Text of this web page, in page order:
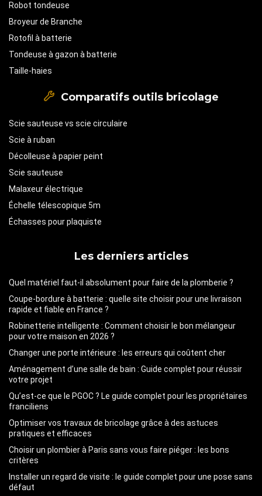
Robot tondeuse
Broyeur de Branche
Rotofil à batterie
Tondeuse à gazon à batterie
Taille-haies
Comparatifs outils bricolage
Scie sauteuse vs scie circulaire
Scie à ruban
Décolleuse à papier peint
Scie sauteuse
Malaxeur électrique
Échelle télescopique 5m
Échasses pour plaquiste
Les derniers articles
Quel matériel faut-il absolument pour faire de la plomberie ?
Coupe-bordure à batterie : quelle site choisir pour une livraison
rapide et fiable en France ?
Robinetterie intelligente : Comment choisir le bon mélangeur
pour votre maison en 2026 ?
Changer une porte intérieure : les erreurs qui coûtent cher
Aménagement d’une salle de bain : Guide complet pour réussir
votre projet
Qu’est-ce que le PGOC ? Le guide complet pour les propriétaires
franciliens
Optimiser vos travaux de bricolage grâce à des astuces
pratiques et efficaces
Choisir un plombier à Paris sans vous faire piéger : les bons
critères
Installer un regard de visite : le guide complet pour une pose sans
défaut